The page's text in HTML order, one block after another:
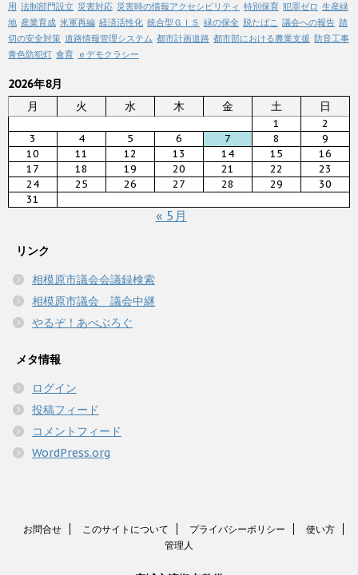
用 法制部門設立 災害対応 災害時の情報アクセシビリティ 特別保育 犯罪ゼロ 生産緑
地 産業育成 米軍再編 経済活性化 統合型ＧＩＳ 緑の保全 脱たばこ 議会への報告 踏
切の安全対策 道路情報管理システム 都市計画道路 都市部における農業支援 防音工事
青色防犯灯 食育 ｅデモクラシー
2026年8月
月
火 水 木 金 土 日
1
2
3
4 5 6 7 8
9
10
11 12 13 14 15
16
17
18 19 20 21 22
23
24
25 26 27 28 29
30
31
« 5月
リンク
相模原市議会会議録検索
相模原市議会 議会中継
やるぞ！あべぶろぐ
メタ情報
ログイン
投稿フィード
コメントフィード
WordPress.org
お問合せ このサイトについて プライバシーポリシー
使い方
管理人